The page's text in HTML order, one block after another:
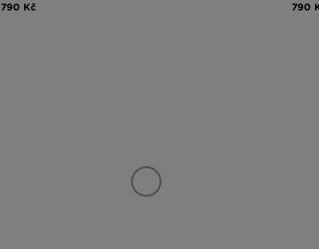
790 Kč 790